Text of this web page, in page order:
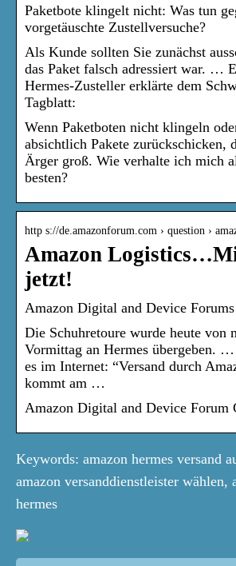
Paketbote klingelt nicht: Was tun
vorgetäuschte Zustellversuche?
Als Kunde sollten Sie zunächst
das Paket falsch adressiert war. …
Hermes-Zusteller erklärte dem
Tagblatt:
Wenn Paketboten nicht klingeln
absichtlich Pakete zurückschicken,
Ärger groß. Wie verhalte ich mich
besten?
http s://de.amazonforum.com › question ›
Amazon
jetzt!
Amazon Digital and Device
Die Schuhretoure wurde heute von
Vormittag an Hermes übergeben.
es im Internet: “Versand durch
kommt am …
Amazon Digital and Device Forum
Keywords: amazon hermes versand
amazon versanddienstleister wählen,
hermes